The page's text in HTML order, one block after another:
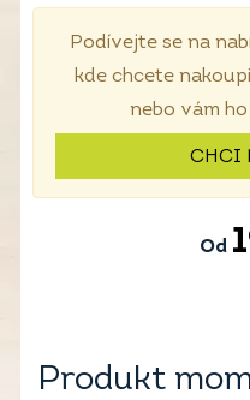
Podívejte se na
kde chcete
nebo vám
CHCI
Od
Produkt